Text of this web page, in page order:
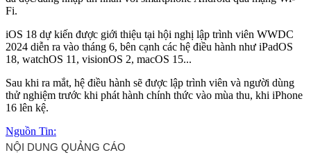
Fi.
iOS 18 dự kiến được giới thiệu tại hội nghị lập trình viên WWDC
2024 diễn ra vào tháng 6, bên cạnh các hệ điều hành như iPadOS
18, watchOS 11, visionOS 2, macOS 15...
Sau khi ra mắt, hệ điều hành sẽ được lập trình viên và người dùng
thử nghiệm trước khi phát hành chính thức vào mùa thu, khi iPhone
16 lên kệ.
Nguồn Tin: